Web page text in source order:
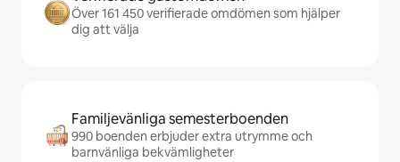
Över 161 450 verifierade omdömen som hjälper
dig att välja
Familjevänliga semesterboenden
990 boenden erbjuder extra utrymme och
barnvänliga bekvämligheter